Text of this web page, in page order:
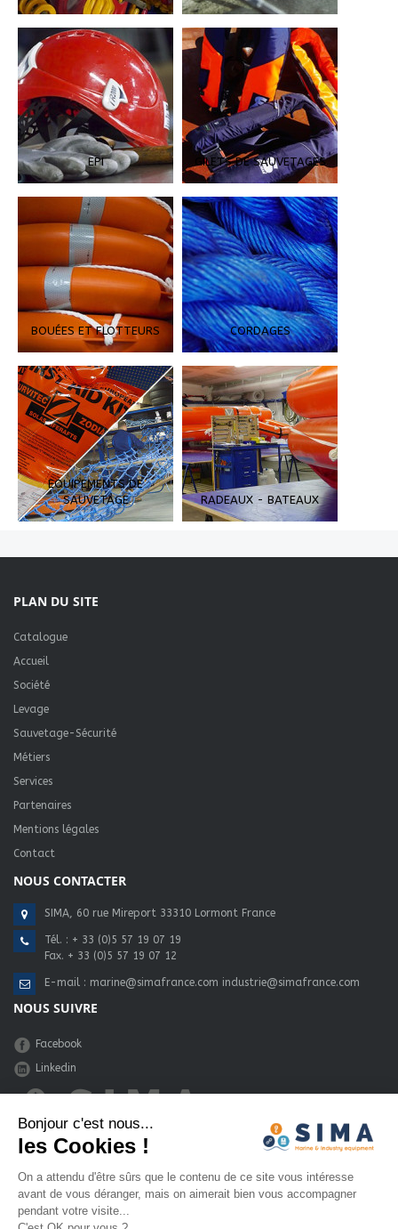
EPI GILETS DE SAUVETAGES
BOUÉES ET FLOTTEURS CORDAGES
EQUIPEMENTS DE
SAUVETAGE
RADEAUX - BATEAUX
PLAN DU SITE
Catalogue
Accueil
Société
Levage
Sauvetage-Sécurité
Métiers
Services
Partenaires
Mentions légales
Contact
NOUS CONTACTER
SIMA, 60 rue Mireport 33310 Lormont France
Tél. : + 33 (0)5 57 19 07 19
Fax. + 33 (0)5 57 19 07 12
E-mail : marine@simafrance.com industrie@simafrance.com
NOUS SUIVRE
Facebook
Linkedin
une réalisation : Eenov - Bordeaux
Bonjour c'est nous...
les Cookies !
On a attendu d'être sûrs que le contenu de ce site vous intéresse
avant de vous déranger, mais on aimerait bien vous accompagner
pendant votre visite...